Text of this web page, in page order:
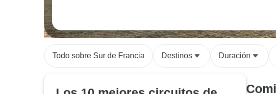
Todo sobre Sur de Francia Destinos Duración